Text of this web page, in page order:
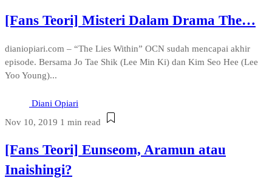
[Fans Teori] Misteri Dalam Drama The…
dianiopiari.com – “The Lies Within” OCN sudah mencapai akhir
episode. Bersama Jo Tae Shik (Lee Min Ki) dan Kim Seo Hee (Lee
Yoo Young)...
Diani Opiari
Nov 10, 2019 1 min read
[Fans Teori] Eunseom, Aramun atau
Inaishingi?